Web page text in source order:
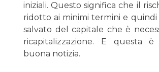
iniziali. Questo significa che il
ridotto ai minimi termini e quindi
salvato del capitale che è
ricapitalizzazione. E questa
buona notizia.